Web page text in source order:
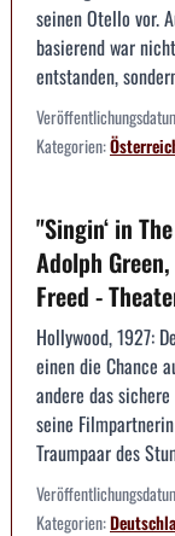
seinen Otello vor.
basierend war
entstanden,
Kategorien:
"Singin‘ in
Adolph
Freed -
Hollywood, 1927:
einen die Chance
andere das
seine
Traumpaar des
Kategorien: